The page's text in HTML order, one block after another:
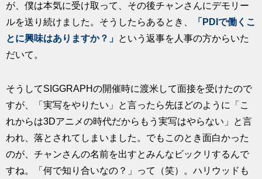
が、僕は本気に受け取って、その後チャンさんにデモリー
ルを送り続けました。そうしたらあるとき、
「PDIで働くこ
とに興味はありますか？」 という返事を人事の方からいた
だいて。
そうしてSIGGRAPHの開催時に渡米して面接を受けたので
すが、「実写をやりたい」と言ったら先ほどのように「こ
れからは3Dアニメの時代だからもう実写はやらない」と言
われ、落とされてしまいました。でもこのとき面白かった
のが、チャンさんの名前を出すとみんなビックリするんで
すね。「何で知り合いなの？」って（笑）。ハリウッドも